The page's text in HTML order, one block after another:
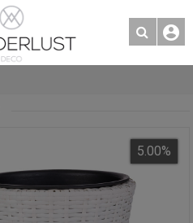
5.00%